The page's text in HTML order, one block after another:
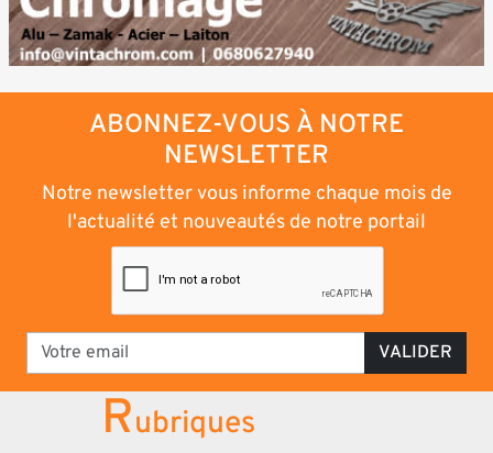
ABONNEZ-VOUS À NOTRE
NEWSLETTER
Notre newsletter vous informe chaque mois de
l'actualité et nouveautés de notre portail
VALIDER
Rubriques